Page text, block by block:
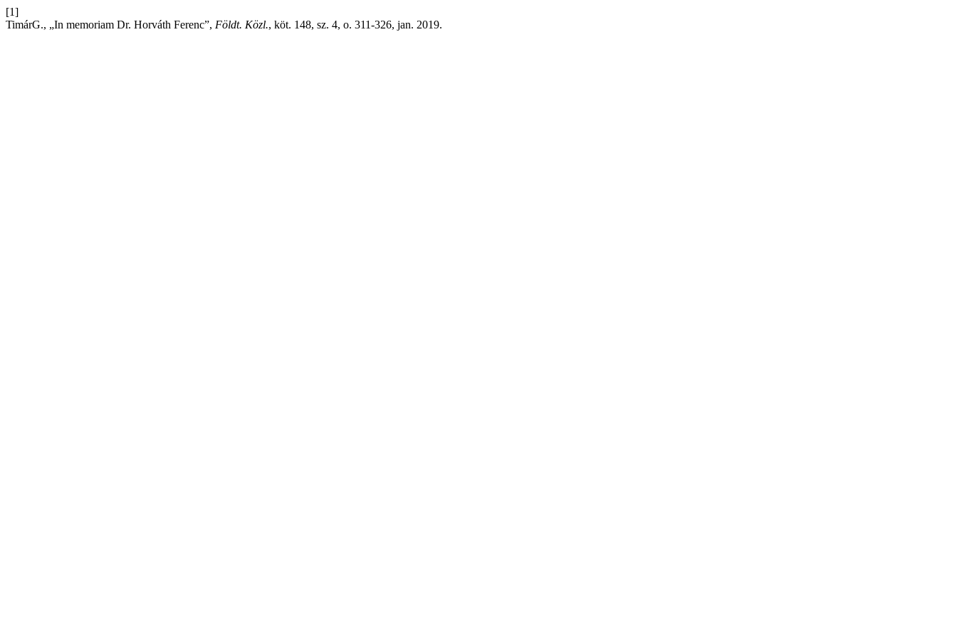
[1]
TimárG., „In memoriam Dr. Horváth Ferenc”, Földt. Közl., köt. 148, sz. 4, o. 311-326, jan. 2019.